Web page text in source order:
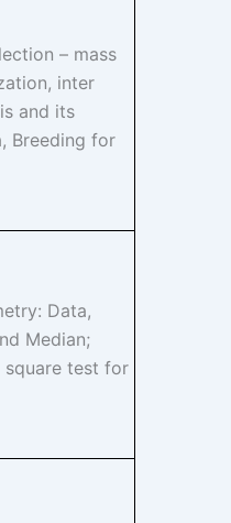
– mass
inter
and its
Breeding for
Data,
Median;
square test for